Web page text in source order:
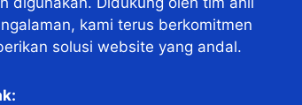
kami terus berkomitmen
solusi website yang andal.